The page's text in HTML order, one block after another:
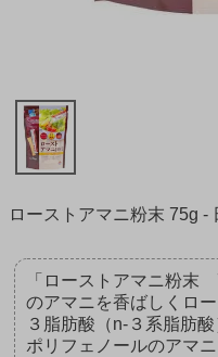
ローストアマニ粉末 75g -
「ローストアマニ粉末
のアマニを香ばしくロ
３脂肪酸（n-３系脂肪
ポリフェノールのアマ